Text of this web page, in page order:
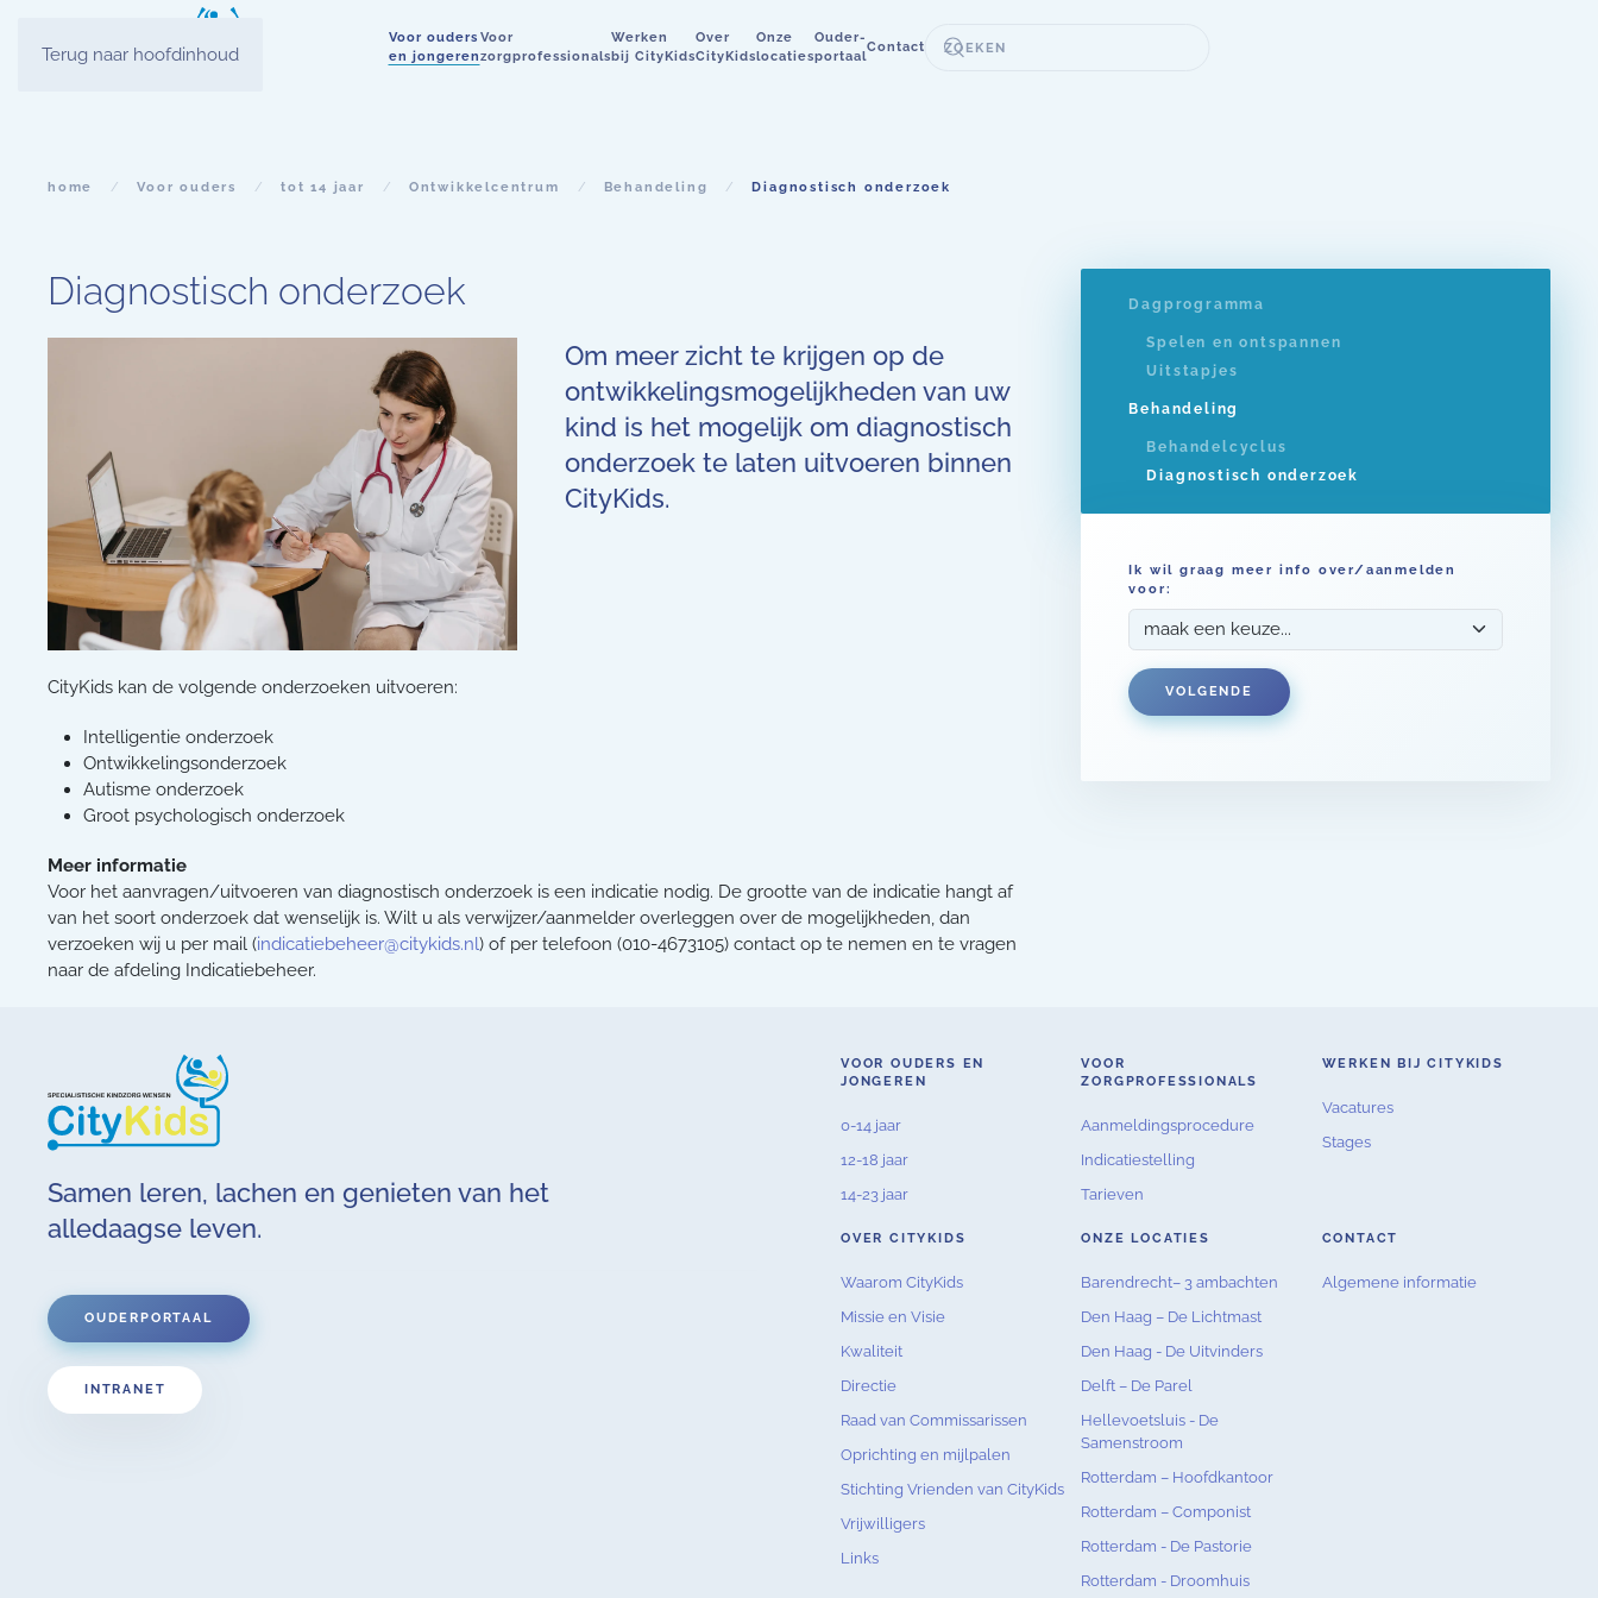
Terug naar hoofdinhoud
Voor ouders
en jongeren
Voor
zorgprofessionals
Werken
bij CityKids
Over
CityKids
Onze
locaties
Ouder-
portaal
Contact
home Voor ouders tot 14 jaar Ontwikkelcentrum Behandeling Diagnostisch onderzoek
Diagnostisch onderzoek
Om meer zicht te krijgen op de
ontwikkelingsmogelijkheden van uw
kind is het mogelijk om diagnostisch
onderzoek te laten uitvoeren binnen
CityKids.
CityKids kan de volgende onderzoeken uitvoeren:
Intelligentie onderzoek
Ontwikkelingsonderzoek
Autisme onderzoek
Groot psychologisch onderzoek
Meer informatie
Voor het aanvragen/uitvoeren van diagnostisch onderzoek is een indicatie nodig. De grootte van de indicatie hangt af
van het soort onderzoek dat wenselijk is. Wilt u als verwijzer/aanmelder overleggen over de mogelijkheden, dan
verzoeken wij u per mail (indicatiebeheer@citykids.nl) of per telefoon (010-4673105) contact op te nemen en te vragen
naar de afdeling Indicatiebeheer.
Dagprogramma
Spelen en ontspannen
Uitstapjes
Behandeling
Behandelcyclus
Diagnostisch onderzoek
Ik wil graag meer info over/aanmelden
voor:
VOLGENDE
Samen leren, lachen en genieten van het
alledaagse leven.
OUDERPORTAAL
INTRANET
VOOR OUDERS EN
JONGEREN
0-14 jaar
12-18 jaar
14-23 jaar
VOOR
ZORGPROFESSIONALS
Aanmeldingsprocedure
Indicatiestelling
Tarieven
WERKEN BIJ CITYKIDS
Vacatures
Stages
OVER CITYKIDS
Waarom CityKids
Missie en Visie
Kwaliteit
Directie
Raad van Commissarissen
Oprichting en mijlpalen
Stichting Vrienden van CityKids
Vrijwilligers
Links
ONZE LOCATIES
Barendrecht– 3 ambachten
Den Haag – De Lichtmast
Den Haag - De Uitvinders
Delft – De Parel
Hellevoetsluis - De
Samenstroom
Rotterdam – Hoofdkantoor
Rotterdam – Componist
Rotterdam - De Pastorie
Rotterdam - Droomhuis
CONTACT
Algemene informatie